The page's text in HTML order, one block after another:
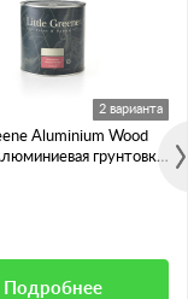
2 варианта
Aluminium Wood
грунтовка
Подробнее